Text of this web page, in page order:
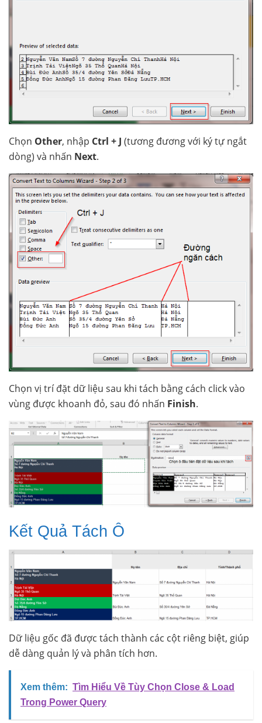
Chọn Other, nhập Ctrl + J (tương đương với ký tự ngắt
dòng) và nhấn Next.
Chọn vị trí đặt dữ liệu sau khi tách bằng cách click vào
vùng được khoanh đỏ, sau đó nhấn Finish.
Kết Quả Tách Ô
Dữ liệu gốc đã được tách thành các cột riêng biệt, giúp
dễ dàng quản lý và phân tích hơn.
Xem thêm: Tìm Hiểu Về Tùy Chọn Close & Load
Trong Power Query